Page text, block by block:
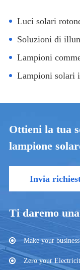
Luci solari rotonde da
Soluzioni di illuminazione
Lampioni commerciali ad
Lampioni solari
Ottieni la tua
lampione
Invia
Ti daremo
Make your
Zero your